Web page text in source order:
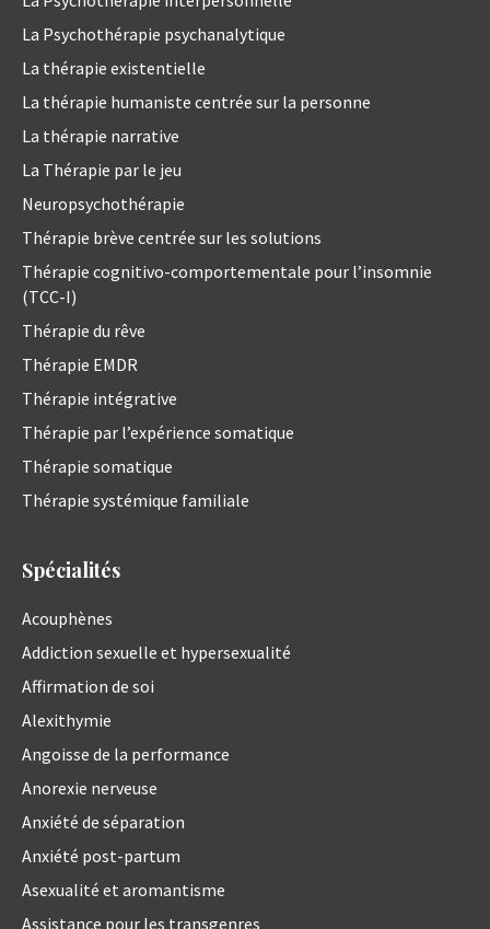
La Psychothérapie psychanalytique
La thérapie existentielle
La thérapie humaniste centrée sur la personne
La thérapie narrative
La Thérapie par le jeu
Neuropsychothérapie
Thérapie brève centrée sur les solutions
Thérapie cognitivo-comportementale pour l’insomnie
(TCC-I)
Thérapie du rêve
Thérapie EMDR
Thérapie intégrative
Thérapie par l’expérience somatique
Thérapie somatique
Thérapie systémique familiale
Spécialités
Acouphènes
Addiction sexuelle et hypersexualité
Affirmation de soi
Alexithymie
Angoisse de la performance
Anorexie nerveuse
Anxiété de séparation
Anxiété post-partum
Asexualité et aromantisme
Assistance pour les transgenres